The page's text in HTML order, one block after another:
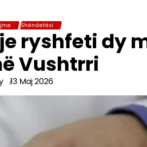
Shëndetësi
ryshfeti dy
Vushtrri
13 Maj 2026